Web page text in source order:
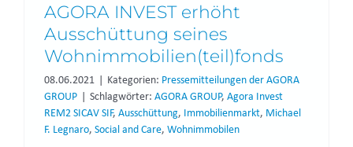
AGORA INVEST erhöht
Ausschüttung seines
Wohnimmobilien(teil)fonds
08.06.2021 | Kategorien: Pressemitteilungen der AGORA
GROUP | Schlagwörter: AGORA GROUP, Agora Invest
REM2 SICAV SIF, Ausschüttung, Immobilienmarkt, Michael
F. Legnaro, Social and Care, Wohnimmobilen